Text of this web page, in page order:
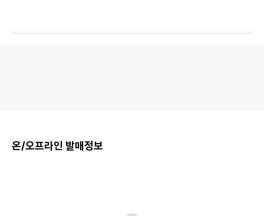
온/오프라인 발매정보